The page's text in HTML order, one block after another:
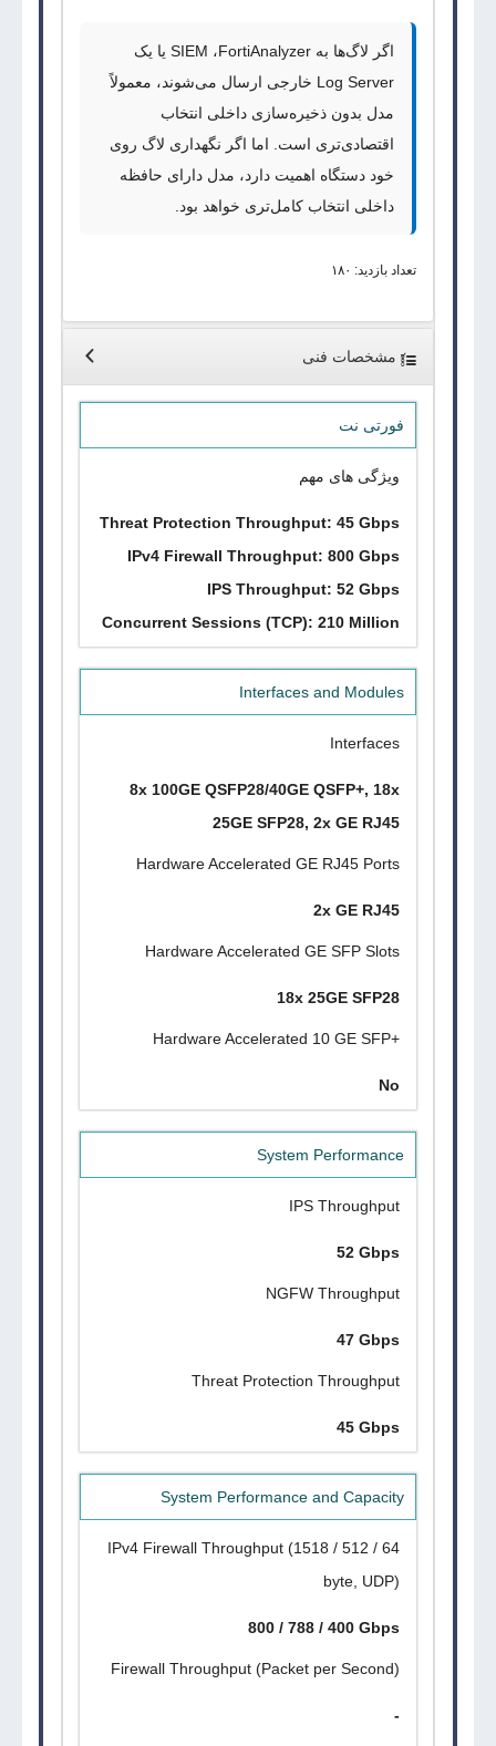
اگر لاگ‌ها به FortiAnalyzer، SIEM یا یک
Log Server خارجی ارسال می‌شوند، معمولاً
مدل بدون ذخیره‌سازی داخلی انتخاب
اقتصادی‌تری است. اما اگر نگهداری لاگ روی
خود دستگاه اهمیت دارد، مدل دارای حافظه
داخلی انتخاب کامل‌تری خواهد بود.
تعداد بازدید: ۱۸۰
مشخصات فنی
فورتی نت
ویژگی های مهم
Threat Protection Throughput: 45 Gbps
IPv4 Firewall Throughput: 800 Gbps
IPS Throughput: 52 Gbps
Concurrent Sessions (TCP): 210 Million
Interfaces and Modules
Interfaces
8x 100GE QSFP28/40GE QSFP+, 18x
25GE SFP28, 2x GE RJ45
Hardware Accelerated GE RJ45 Ports
2x GE RJ45
Hardware Accelerated GE SFP Slots
18x 25GE SFP28
+Hardware Accelerated 10 GE SFP
No
System Performance
IPS Throughput
52 Gbps
NGFW Throughput
47 Gbps
Threat Protection Throughput
45 Gbps
System Performance and Capacity
IPv4 Firewall Throughput (1518 / 512 / 64
byte, UDP)
800 / 788 / 400 Gbps
Firewall Throughput (Packet per Second)
-